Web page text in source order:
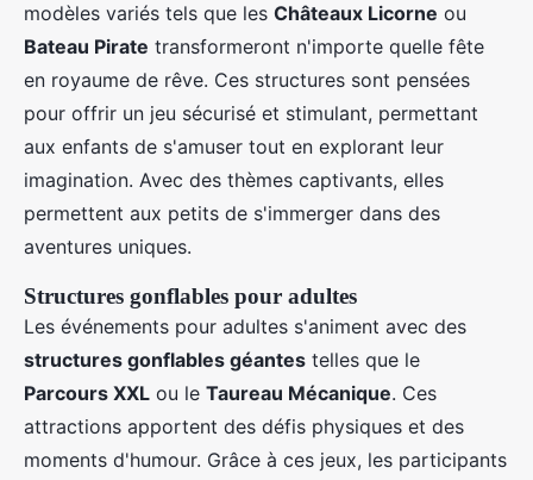
modèles variés tels que les Châteaux Licorne ou
Bateau Pirate transformeront n'importe quelle fête
en royaume de rêve. Ces structures sont pensées
pour offrir un jeu sécurisé et stimulant, permettant
aux enfants de s'amuser tout en explorant leur
imagination. Avec des thèmes captivants, elles
permettent aux petits de s'immerger dans des
aventures uniques.
Structures gonflables pour adultes
Les événements pour adultes s'animent avec des
structures gonflables géantes telles que le
Parcours XXL ou le Taureau Mécanique. Ces
attractions apportent des défis physiques et des
moments d'humour. Grâce à ces jeux, les participants